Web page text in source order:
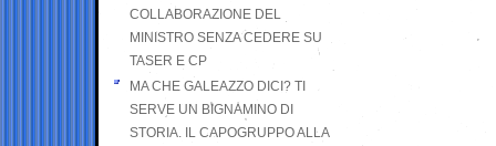
COLLABORAZIONE DEL
MINISTRO SENZA CEDERE SU
TASER E CP
MA CHE GALEAZZO DICI? TI
SERVE UN BIGNAMINO DI
STORIA. IL CAPOGRUPPO ALLA